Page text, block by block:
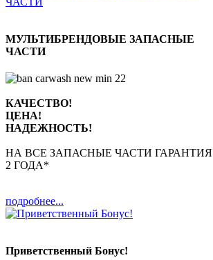
МУЛЬТИБРЕНДОВЫЕ ЗАПАСНЫЕ
ЧАСТИ
КАЧЕСТВО!
ЦЕНА!
НАДЕЖНОСТЬ!
НА ВСЕ ЗАПАСНЫЕ ЧАСТИ ГАРАНТИЯ
2 ГОДА*
подробнее...
Приветственный Бонус!